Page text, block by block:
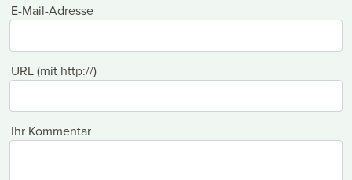
E-Mail-Adresse
URL (mit http://)
Ihr Kommentar